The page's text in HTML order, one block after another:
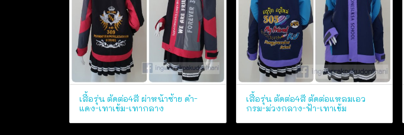
เสื้อรุ่น ตัดต่อ4สี ผ่าหน้าซ้าย ดำ-
แดง-เทาเข้ม-เทากลาง
เสื้อรุ่น ตัดต่อ4สี ตัดต่อแหลมเอว
กรม-ม่วงกลาง-ฟ้า-เทาเข้ม